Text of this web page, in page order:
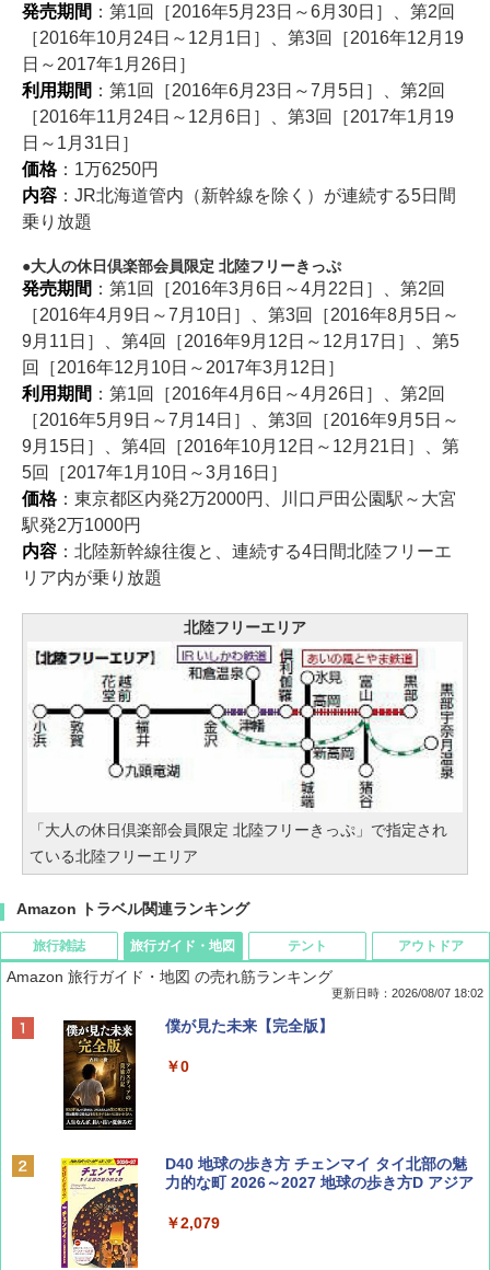
発売期間 ：第1回［2016年5月23日～6月30日］、第2回
［2016年10月24日～12月1日］、第3回［2016年12月19
日～2017年1月26日］
利用期間 ：第1回［2016年6月23日～7月5日］、第2回
［2016年11月24日～12月6日］、第3回［2017年1月19
日～1月31日］
価格：1万6250円
内容：JR北海道管内（新幹線を除く）が連続する5日間
乗り放題
大人の休日倶楽部会員限定 北陸フリーきっぷ
発売期間 ：第1回［2016年3月6日～4月22日］、第2回
［2016年4月9日～7月10日］、第3回［2016年8月5日～
9月11日］、第4回［2016年9月12日～12月17日］、第5
回［2016年12月10日～2017年3月12日］
利用期間 ：第1回［2016年4月6日～4月26日］、第2回
［2016年5月9日～7月14日］、第3回［2016年9月5日～
9月15日］、第4回［2016年10月12日～12月21日］、第
5回［2017年1月10日～3月16日］
価格：東京都区内発2万2000円、川口戸田公園駅～大宮
駅発2万1000円
内容：北陸新幹線往復と、連続する4日間北陸フリーエ
リア内が乗り放題
北陸フリーエリア
「大人の休日倶楽部会員限定 北陸フリーきっぷ」で指定され
ている北陸フリーエリア
Amazon トラベル関連ランキング
旅行雑誌
ディズニーファン ２０２６年 ９月号 [雑
BE-PAL(ビ-パル) 2026年 9 月号【特別付録:
SOTO ミニマル"旅"財布 ランダム2種】
￥1,500
旅行ガイド・地図
Amazon 旅行ガイド・地図 の売れ筋ランキング
更新日時：2026/08/07 18:02
僕が見た未来【完全版】
￥0
D40 地球の歩き方 チェンマイ タイ北部の魅
力的な町 2026～2027 地球の歩き方D アジア
￥2,079
テント アウトドア